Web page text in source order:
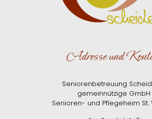
Adresse und
Seniorenbetreuung
gemeinnützige GmbH
Senioren- und Pflegeheim St.